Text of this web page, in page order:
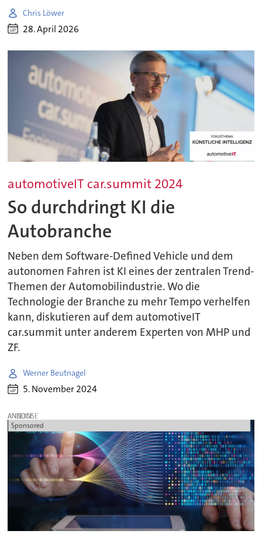
Chris Löwer
28. April 2026
automotiveIT car.summit 2024
So durchdringt KI die
Autobranche
Neben dem Software-Defined Vehicle und dem
autonomen Fahren ist KI eines der zentralen Trend-
Themen der Automobilindustrie. Wo die
Technologie der Branche zu mehr Tempo verhelfen
kann, diskutieren auf dem automotiveIT
car.summit unter anderem Experten von MHP und
ZF.
Werner Beutnagel
5. November 2024
ANZEIGE
Sponsored